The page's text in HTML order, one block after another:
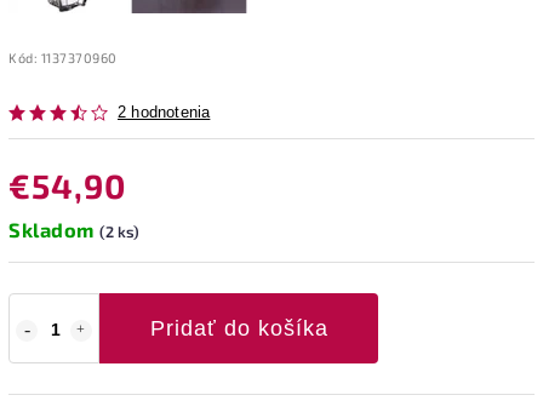
Kód: 1137370960
2 hodnotenia
€54,90
Skladom (2 ks)
Pridať do košíka